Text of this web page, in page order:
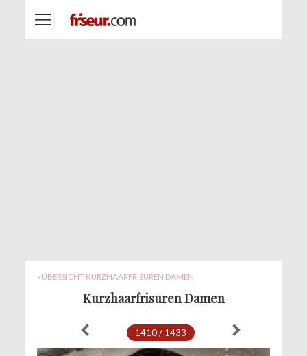
« ÜBERSICHT KURZHAARFRISUREN DAMEN
Kurzhaarfrisuren Damen
1410 / 1433